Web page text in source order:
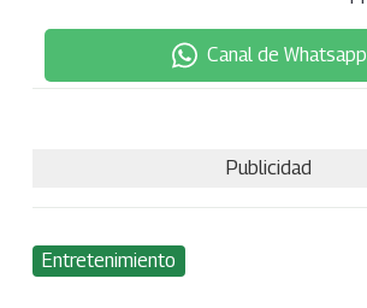
Canal de Whatsapp
Publicidad
Entretenimiento